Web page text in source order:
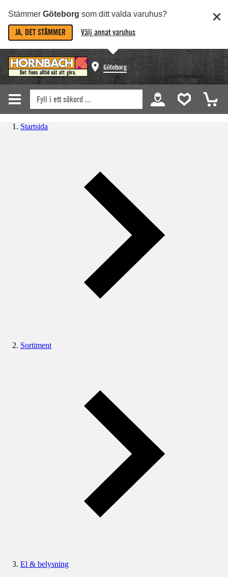
Stämmer Göteborg som ditt valda varuhus?
JA, DET STÄMMER Välj annat varuhus
Göteborg
Startsida
Sortiment
El & belysning